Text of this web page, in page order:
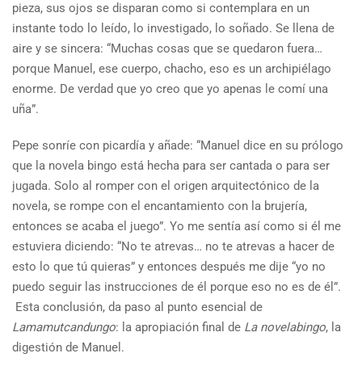
pieza, sus ojos se disparan como si contemplara en un
instante todo lo leído, lo investigado, lo soñado. Se llena de
aire y se sincera: “Muchas cosas que se quedaron fuera…
porque Manuel, ese cuerpo, chacho, eso es un archipiélago
enorme. De verdad que yo creo que yo apenas le comí una
uña”.
Pepe sonríe con picardía y añade: “Manuel dice en su prólogo
que la novela bingo está hecha para ser cantada o para ser
jugada. Solo al romper con el origen arquitectónico de la
novela, se rompe con el encantamiento con la brujería,
entonces se acaba el juego”. Yo me sentía así como si él me
estuviera diciendo: “No te atrevas… no te atrevas a hacer de
esto lo que tú quieras” y entonces después me dije “yo no
puedo seguir las instrucciones de él porque eso no es de él”.
Esta conclusión, da paso al punto esencial de
Lamamutcandungo: la apropiación final de La novelabingo, la
digestión de Manuel.